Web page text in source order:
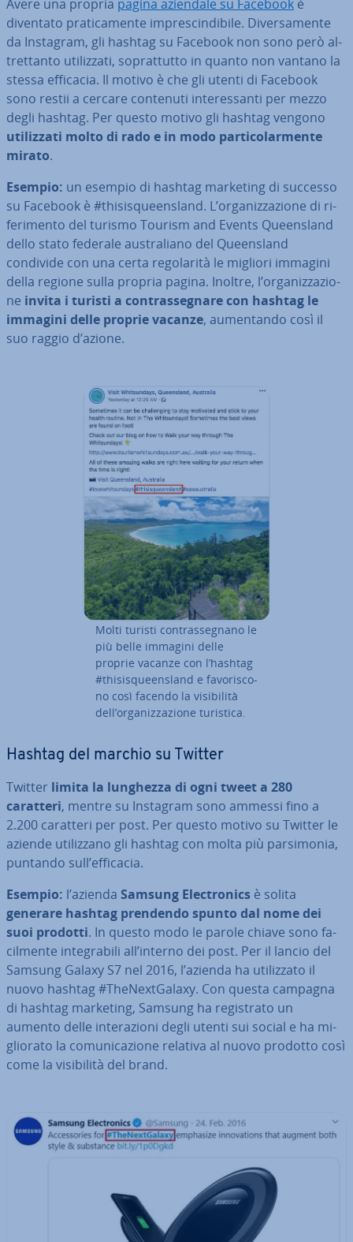
Avere una propria pagina aziendale su Facebook è
diventato pra­ti­ca­men­te im­pre­scin­di­bi­le. Di­ver­sa­men­te
da Instagram, gli hashtag su Facebook non sono però al­
tret­tan­to uti­liz­za­ti, so­prat­tut­to in quanto non vantano la
stessa efficacia. Il motivo è che gli utenti di Facebook
sono restii a cercare contenuti in­te­res­san­ti per mezzo
degli hashtag. Per questo motivo gli hashtag vengono
uti­liz­za­ti molto di rado e in modo par­ti­co­lar­men­te
mirato.
Esempio: un esempio di hashtag marketing di successo
su Facebook è #thi­si­squeen­sland. L’or­ga­niz­za­zio­ne di ri­
fe­ri­men­to del turismo Tourism and Events Queen­sland
dello stato federale au­stra­lia­no del Queen­sland
condivide con una certa re­go­la­ri­tà le migliori immagini
della regione sulla propria pagina. Inoltre, l’or­ga­niz­za­zio­
ne invita i turisti a con­tras­se­gna­re con hashtag le
immagini delle proprie vacanze, au­men­tan­do così il
suo raggio d’azione.
Molti turisti con­tras­se­gna­no le
più belle immagini delle
proprie vacanze con l’hashtag
#thi­si­squeen­sland e fa­vo­ri­sco­
no così facendo la vi­si­bi­li­tà
dell’or­ga­niz­za­zio­ne turistica.
Hashtag del marchio su Twitter
Twitter limita la lunghezza di ogni tweet a 280
caratteri, mentre su Instagram sono ammessi fino a
2.200 caratteri per post. Per questo motivo su Twitter le
aziende uti­liz­za­no gli hashtag con molta più par­si­mo­nia,
puntando sull’efficacia.
Esempio: l’azienda Samsung Elec­tro­nics è solita
generare hashtag prendendo spunto dal nome dei
suoi prodotti. In questo modo le parole chiave sono fa­
cil­men­te in­te­gra­bi­li all’interno dei post. Per il lancio del
Samsung Galaxy S7 nel 2016, l’azienda ha uti­liz­za­to il
nuovo hashtag #The­Next­Ga­la­xy. Con questa campagna
di hashtag marketing, Samsung ha re­gi­stra­to un
aumento delle in­te­ra­zio­ni degli utenti sui social e ha mi­
glio­ra­to la co­mu­ni­ca­zio­ne relativa al nuovo prodotto così
come la vi­si­bi­li­tà del brand.